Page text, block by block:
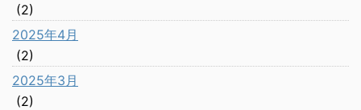
(2)
2025年4月
(2)
2025年3月
(2)